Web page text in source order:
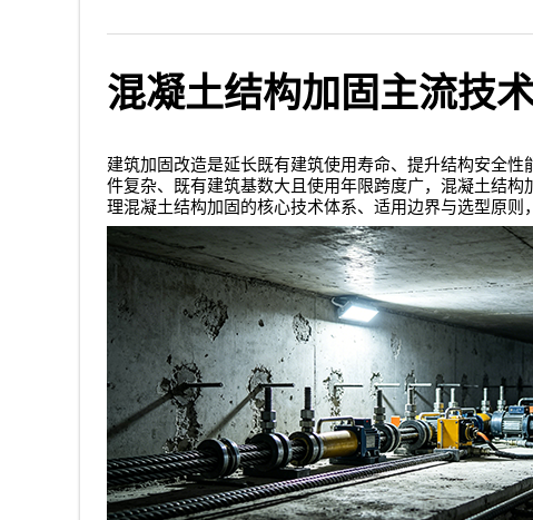
混凝土结构加固主流技
建筑加固改造是延长既有建筑使用寿命、提升结构安全
件复杂、既有建筑基数大且使用年限跨度广，混凝土结
理混凝土结构加固的核心技术体系、适用边界与选型原则